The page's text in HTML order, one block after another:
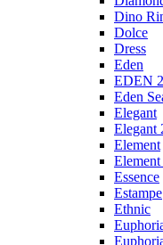
Dino
Dolce
Dress
Eden
EDEN
Eden
Elegant
Elegant
Element
Essence
Estampe
Ethnic